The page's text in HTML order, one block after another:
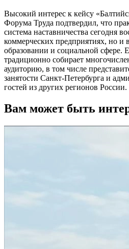
Высокий интерес к кейсу
Форума Труда подтвердил, что
система наставничества сегодня
коммерческих предприятиях, но и
образовании и социальной
традиционно собирает
аудиторию, в том числе
занятости Санкт-Петербурга и
гостей из других регионов России.
Вам может быть